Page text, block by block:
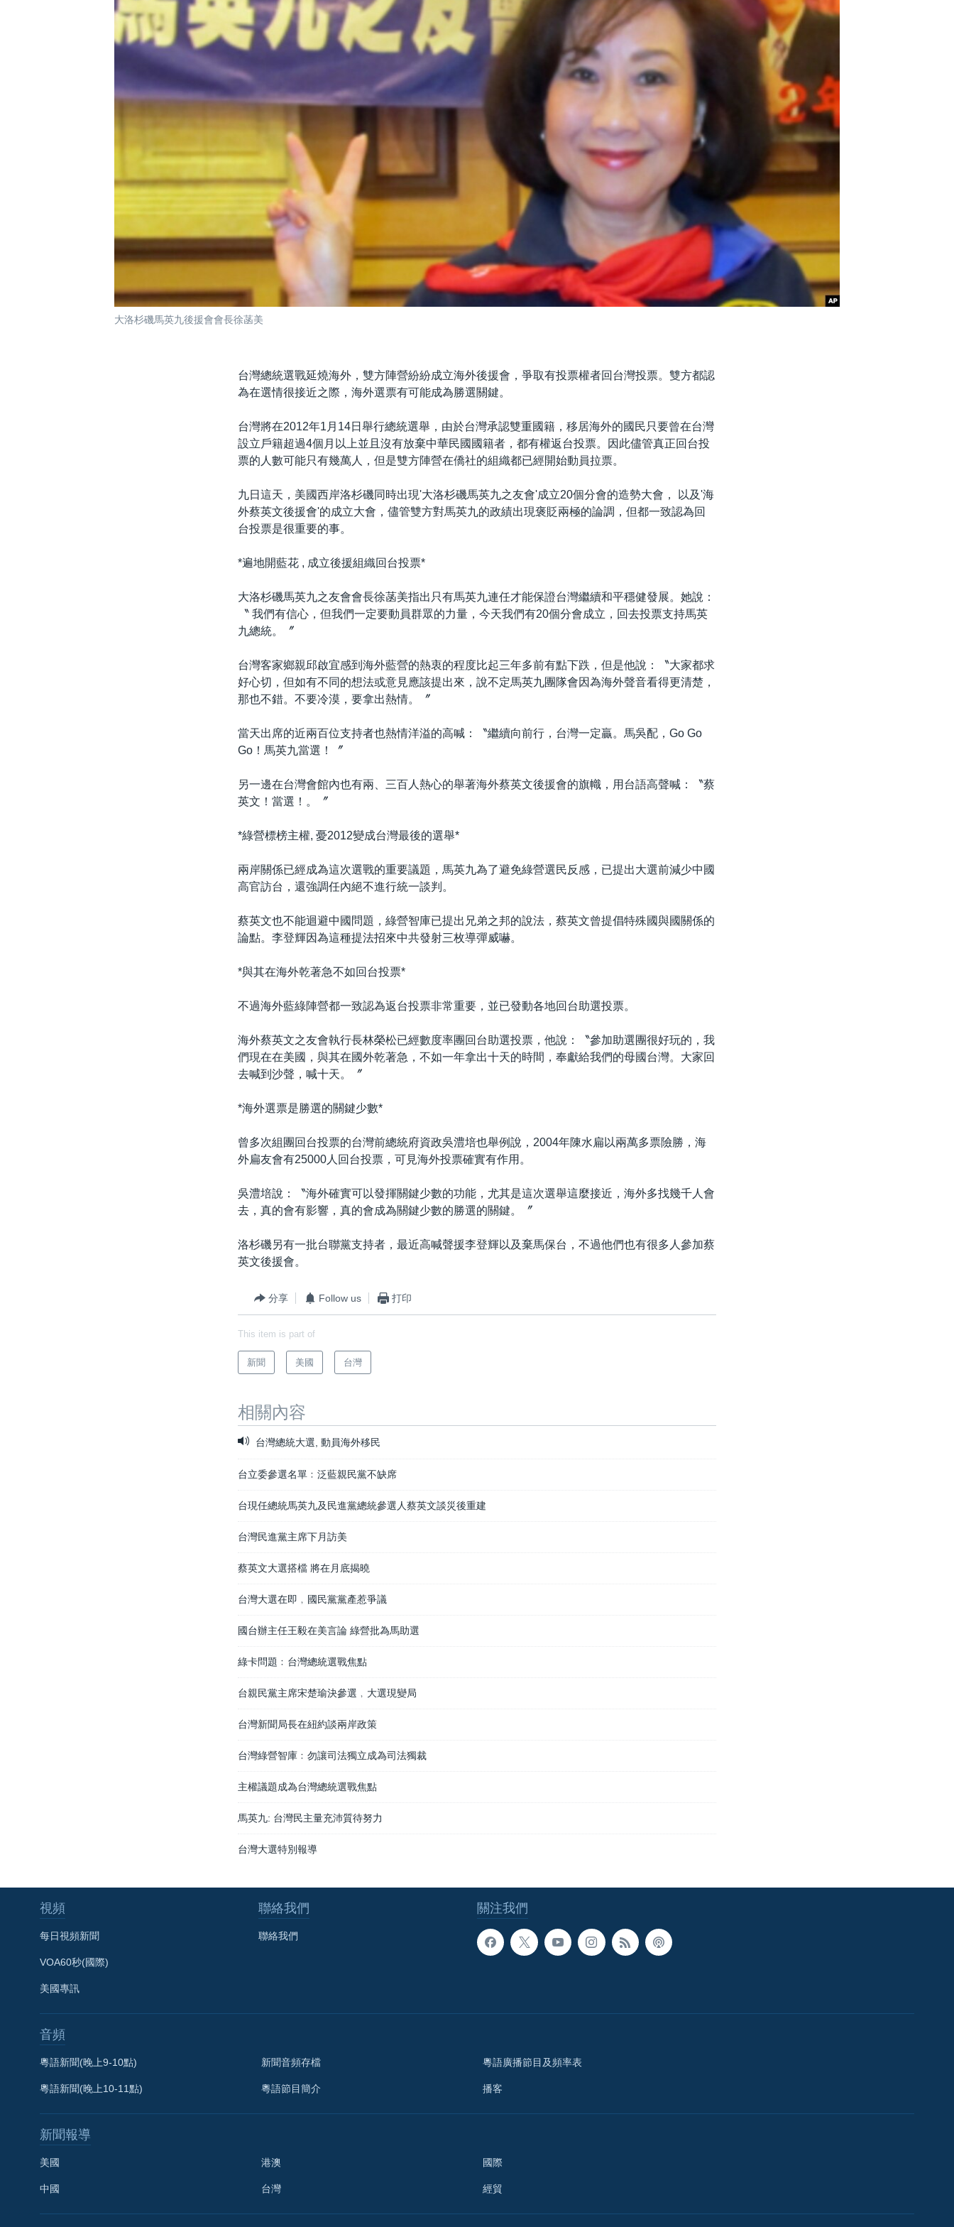
大洛杉磯馬英九後援會會長徐菡美
台灣總統選戰延燒海外，雙方陣營紛紛成立海外後援會，爭取有投票權者回台灣投票。雙方都認
為在選情很接近之際，海外選票有可能成為勝選關鍵。
台灣將在2012年1月14日舉行總統選舉，由於台灣承認雙重國籍，移居海外的國民只要曾在台灣
設立戶籍超過4個月以上並且沒有放棄中華民國國籍者，都有權返台投票。因此儘管真正回台投
票的人數可能只有幾萬人，但是雙方陣營在僑社的組織都已經開始動員拉票。
九日這天，美國西岸洛杉磯同時出現'大洛杉磯馬英九之友會'成立20個分會的造勢大會， 以及'海
外蔡英文後援會'的成立大會，儘管雙方對馬英九的政績出現褒貶兩極的論調，但都一致認為回
台投票是很重要的事。
*遍地開藍花 , 成立後援組織回台投票*
大洛杉磯馬英九之友會會長徐菡美指出只有馬英九連任才能保證台灣繼續和平穩健發展。她說：
〝 我們有信心，但我們一定要動員群眾的力量，今天我們有20個分會成立，回去投票支持馬英
九總統。〞
台灣客家鄉親邱啟宜感到海外藍營的熱衷的程度比起三年多前有點下跌，但是他說：〝大家都求
好心切，但如有不同的想法或意見應該提出來，說不定馬英九團隊會因為海外聲音看得更清楚，
那也不錯。不要冷漠，要拿出熱情。〞
當天出席的近兩百位支持者也熱情洋溢的高喊：〝繼續向前行，台灣一定贏。馬吳配，Go Go
Go！馬英九當選！〞
另一邊在台灣會館內也有兩、三百人熱心的舉著海外蔡英文後援會的旗幟，用台語高聲喊：〝蔡
英文！當選！。〞
*綠營標榜主權, 憂2012變成台灣最後的選舉*
兩岸關係已經成為這次選戰的重要議題，馬英九為了避免綠營選民反感，已提出大選前減少中國
高官訪台，還強調任內絕不進行統一談判。
蔡英文也不能迴避中國問題，綠營智庫已提出兄弟之邦的說法，蔡英文曾提倡特殊國與國關係的
論點。李登輝因為這種提法招來中共發射三枚導彈威嚇。
*與其在海外乾著急不如回台投票*
不過海外藍綠陣營都一致認為返台投票非常重要，並已發動各地回台助選投票。
海外蔡英文之友會執行長林榮松已經數度率團回台助選投票，他說：〝參加助選團很好玩的，我
們現在在美國，與其在國外乾著急，不如一年拿出十天的時間，奉獻給我們的母國台灣。大家回
去喊到沙聲，喊十天。〞
*海外選票是勝選的關鍵少數*
曾多次組團回台投票的台灣前總統府資政吳澧培也舉例說，2004年陳水扁以兩萬多票險勝，海
外扁友會有25000人回台投票，可見海外投票確實有作用。
吳澧培說：〝海外確實可以發揮關鍵少數的功能，尤其是這次選舉這麼接近，海外多找幾千人會
去，真的會有影響，真的會成為關鍵少數的勝選的關鍵。〞
洛杉磯另有一批台聯黨支持者，最近高喊聲援李登輝以及棄馬保台，不過他們也有很多人參加蔡
英文後援會。
分享 Follow us 打印
This item is part of
新聞 美國 台灣
相關內容
台灣總統大選, 動員海外移民
台立委參選名單﹕泛藍親民黨不缺席
台現任總統馬英九及民進黨總統參選人蔡英文談災後重建
台灣民進黨主席下月訪美
蔡英文大選搭檔 將在月底揭曉
台灣大選在即﹐國民黨黨產惹爭議
國台辦主任王毅在美言論 綠營批為馬助選
綠卡問題﹕台灣總統選戰焦點
台親民黨主席宋楚瑜決參選﹐大選現變局
台灣新聞局長在紐約談兩岸政策
台灣綠營智庫﹕勿讓司法獨立成為司法獨裁
主權議題成為台灣總統選戰焦點
馬英九: 台灣民主量充沛質待努力
台灣大選特別報導
關注我們
視頻
每日視頻新聞
VOA60秒(國際)
美國專訊
聯絡我們
聯絡我們
音頻
粵語新聞(晚上9-10點)
粵語新聞(晚上10-11點)
新聞音頻存檔
粵語節目簡介
粵語廣播節目及頻率表
播客
新聞報導
美國
中國
港澳
台灣
國際
經貿